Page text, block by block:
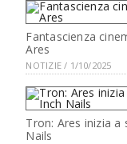
Fantascienza
Ares
NOTIZIE / 1/10/2025
Tron: Ares inizia a
Nails